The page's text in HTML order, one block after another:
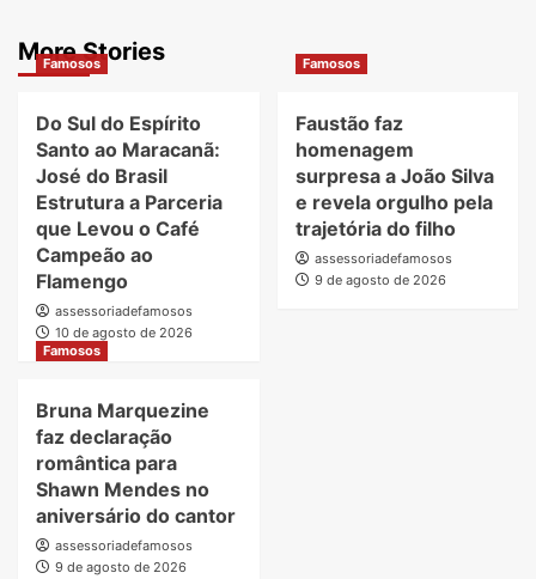
More Stories
Famosos
Do Sul do Espírito
Santo ao Maracanã:
José do Brasil
Estrutura a Parceria
que Levou o Café
Campeão ao
Flamengo
assessoriadefamosos
10 de agosto de 2026
Famosos
Faustão faz
homenagem
surpresa a João Silva
e revela orgulho pela
trajetória do filho
assessoriadefamosos
9 de agosto de 2026
Famosos
Bruna Marquezine
faz declaração
romântica para
Shawn Mendes no
aniversário do cantor
assessoriadefamosos
9 de agosto de 2026